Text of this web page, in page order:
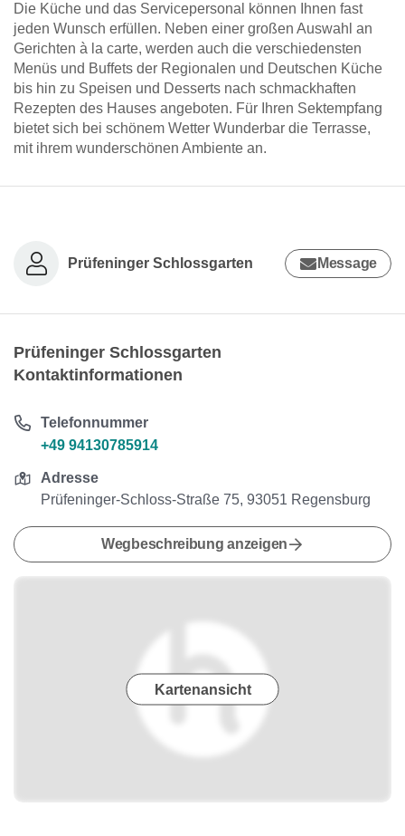
Die Küche und das Servicepersonal können Ihnen fast
jeden Wunsch erfüllen. Neben einer großen Auswahl an
Gerichten à la carte, werden auch die verschiedensten
Menüs und Buffets der Regionalen und Deutschen Küche
bis hin zu Speisen und Desserts nach schmackhaften
Rezepten des Hauses angeboten. Für Ihren Sektempfang
bietet sich bei schönem Wetter Wunderbar die Terrasse,
mit ihrem wunderschönen Ambiente an.
Prüfeninger Schlossgarten Message
Prüfeninger Schlossgarten
Kontaktinformationen
Telefonnummer
+49 94130785914
Adresse
Prüfeninger-Schloss-Straße 75, 93051 Regensburg
Wegbeschreibung anzeigen
Kartenansicht